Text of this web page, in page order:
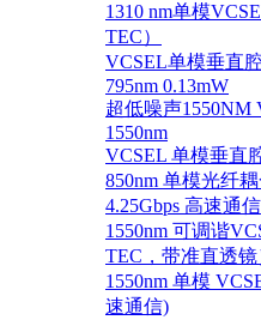
1310 nm单模
TEC）
VCSEL单模垂直
795nm 0.13mW
超低噪声1550NM
1550nm
VCSEL 单模垂直
850nm 单模光纤
4.25Gbps 高速通信
1550nm 可调谐
TEC，带准直透镜
1550nm 单模
速通信)